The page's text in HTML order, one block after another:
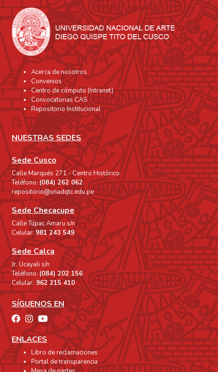
Acerca de nosotros
Convenios
Centro de cómputo (Intranet)
Convocatorias CAS
Repositorio Institucional
NUESTRAS SEDES
Sede Cusco
Calle Marqués 271 - Centro Histórico
Teléfono:(084) 262 062
repositorio@unadqtc.edu.pe
Sede Checacupe
Calle Túpac Amaru s/n
Celular: 981 243 549
Sede Calca
Jr. Ucayali s/n
Teléfono:(084) 202 156
Celular:962 215 410
SÍGUENOS EN
ENLACES
Libro de reclamaciones
Portal de transparencia